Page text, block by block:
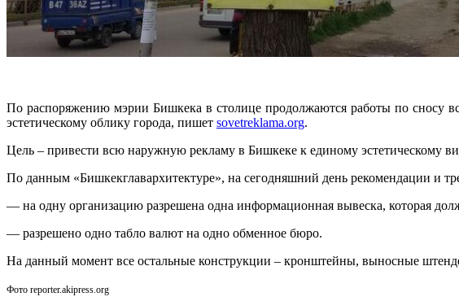
По распоряжению мэрии Бишкека в столице продолжаются работы по сносу
эстетическому облику города, пишет sovetreklama.org.
Цель – привести всю наружную рекламу в Бишкеке к единому эстетическому
По данным «Бишкекглавархитектуре», на сегодняшний день рекомендации и
— на одну организацию разрешена одна информационная вывеска, которая
— разрешено одно табло валют на одно обменное бюро.
На данный момент все остальные конструкции – кронштейны, выносные
Фото reporter.akipress.org